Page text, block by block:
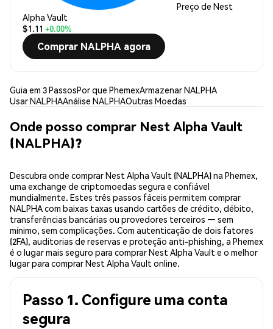
Preço de Nest
Alpha Vault
$1.11 +0.00%
Comprar NALPHA agora
Guia em 3 PassosPor que PhemexArmazenar NALPHA
Usar NALPHAAnálise NALPHAOutras Moedas
Onde posso comprar Nest Alpha Vault
(NALPHA)?
Descubra onde comprar Nest Alpha Vault (NALPHA) na Phemex,
uma exchange de criptomoedas segura e confiável
mundialmente. Estes três passos fáceis permitem comprar
NALPHA com baixas taxas usando cartões de crédito, débito,
transferências bancárias ou provedores terceiros — sem
mínimo, sem complicações. Com autenticação de dois fatores
(2FA), auditorias de reservas e proteção anti-phishing, a Phemex
é o lugar mais seguro para comprar Nest Alpha Vault e o melhor
lugar para comprar Nest Alpha Vault online.
Passo 1. Configure uma conta
segura